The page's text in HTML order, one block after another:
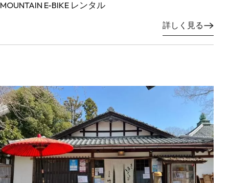
MOUNTAIN E-BIKE レンタル
詳しく見る